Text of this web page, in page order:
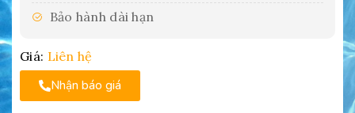
Bảo hành dài hạn
Giá: Liên hệ
Nhận báo giá